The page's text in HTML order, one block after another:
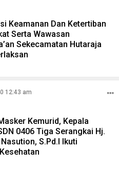
Keamanan Dan Ketertiban
Serta Wawasan
Sekecamatan Hutaraja
12:43 am
Kemurid, Kepala
0406 Tiga Serangkai Hj.
S.Pd.I Ikuti